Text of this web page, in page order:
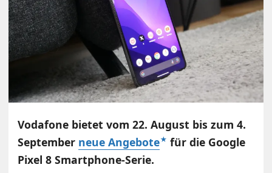
Vodafone bietet vom 22. August bis zum 4.
September neue Angebote
für die Google
Pixel 8 Smartphone-Serie.